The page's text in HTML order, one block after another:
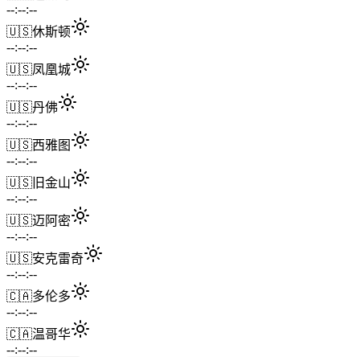
--:--:--
🇺🇸休斯顿
--:--:--
🇺🇸凤凰城
--:--:--
🇺🇸丹佛
--:--:--
🇺🇸西雅图
--:--:--
🇺🇸 旧金山
--:--:--
🇺🇸迈阿密
--:--:--
🇺🇸安克雷奇
--:--:--
🇨🇦多伦多
--:--:--
🇨🇦温哥华
--:--:--